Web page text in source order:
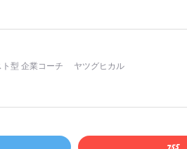
ト型 企業コーチ ヤツグヒカル